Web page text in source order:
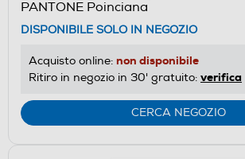
PANTONE Poinciana
DISPONIBILE SOLO IN NEGOZIO
Acquisto online: non disponibile
Ritiro in negozio in 30' gratuito: verifica
CERCA NEGOZIO